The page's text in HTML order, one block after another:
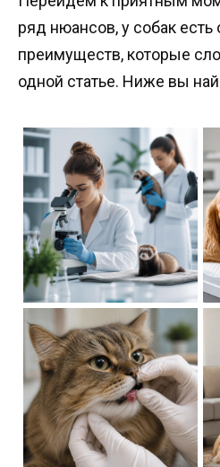
ряд нюансов, у собак
преимуществ, которые
одной статье. Ниже вы